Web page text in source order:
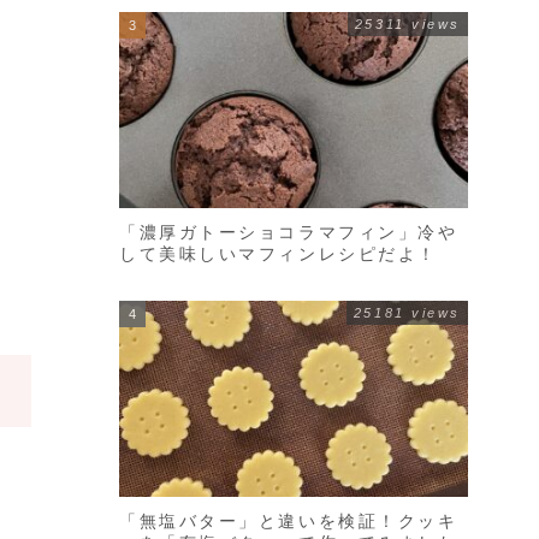
「濃厚ガトーショコラマフィン」冷や
して美味しいマフィンレシピだよ！
25311 views
「無塩バター」と違いを検証！クッキ
25181 views